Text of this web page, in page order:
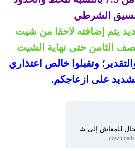
الشرطي
يتم إضافته لاحقا من شيت
وتقبلوا خالص اعتذاري
على ازعاجكم.
ترحيل بيانات الموظف المحال للمعاش إلى شيت آخر وحذفه من قاعدة البيانات 7.xlsb